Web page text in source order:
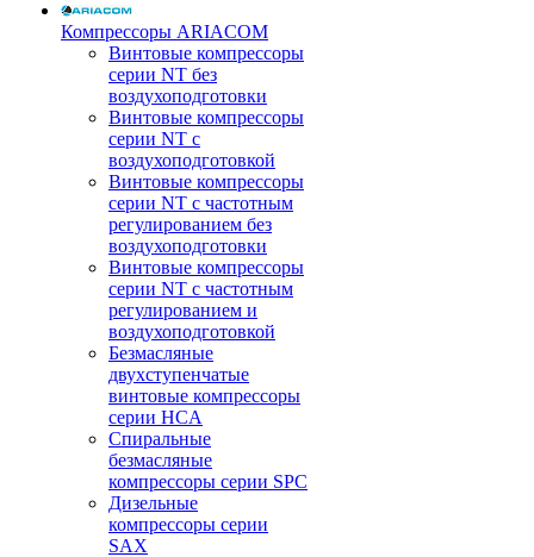
Компрессоры ARIACOM
Винтовые компрессоры
серии NT без
воздухоподготовки
Винтовые компрессоры
серии NT c
воздухоподготовкой
Винтовые компрессоры
серии NT с частотным
регулированием без
воздухоподготовки
Винтовые компрессоры
серии NT с частотным
регулированием и
воздухоподготовкой
Безмасляные
двухступенчатые
винтовые компрессоры
серии HCA
Спиральные
безмасляные
компрессоры серии SPC
Дизельные
компрессоры серии
SAX